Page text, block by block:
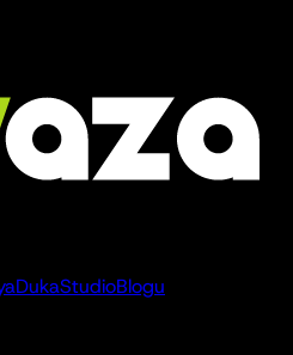
DukaStudioBlogu